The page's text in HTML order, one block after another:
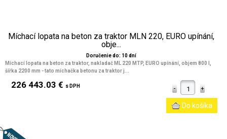
Míchací lopata na beton za traktor MLN 220, EURO upínání,
obje...
Doručenie do: 10 dní
Míchací lopata na beton za traktor, nakladač ML 220 MTP, EURO upínání, objem 800 l,
šířka 2200 mm - tato míchačka betonu za traktor j...
226 443.03 € s DPH